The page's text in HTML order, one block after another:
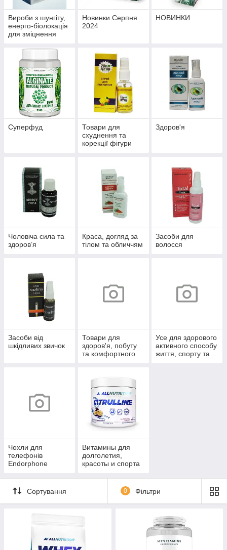
Вироби з шунгіту,
енерго-біолокація
для зміцнення
профілактики
хвороб
Новинки Серпня
2024
НОВИНКИ
Суперфуд
Товари для
схуднення та
корекції фігури
Здоров'я
Чоловіча сила та
здоров’я
Краса, догляд за
тілом та обличчям
Засоби для
волосся
Засоби від
шкідливих звичок
Товари для
здоров'я, побуту
та комфортного
Усе для здорового
активного способу
життя, спорту та
Чохли для
телефонів
Endorphone
Витамины для
долголетия,
красоты и спорта
Сортування 0 Фільтри